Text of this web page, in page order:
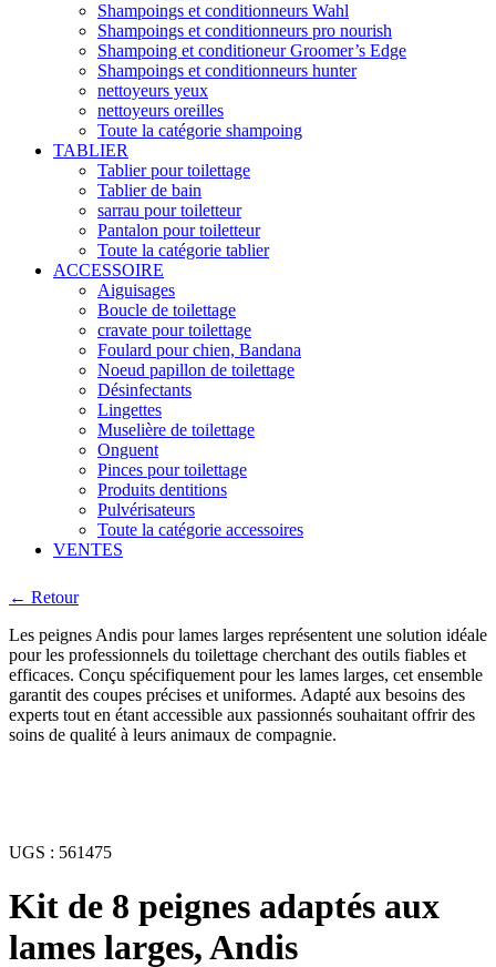
Shampoings et conditionneurs Wahl
Shampoings et conditionneurs pro nourish
Shampoing et conditioneur Groomer’s Edge
Shampoings et conditionneurs hunter
nettoyeurs yeux
nettoyeurs oreilles
Toute la catégorie shampoing
TABLIER
Tablier pour toilettage
Tablier de bain
sarrau pour toiletteur
Pantalon pour toiletteur
Toute la catégorie tablier
ACCESSOIRE
Aiguisages
Boucle de toilettage
cravate pour toilettage
Foulard pour chien, Bandana
Noeud papillon de toilettage
Désinfectants
Lingettes
Muselière de toilettage
Onguent
Pinces pour toilettage
Produits dentitions
Pulvérisateurs
Toute la catégorie accessoires
VENTES
← Retour
Les peignes Andis pour lames larges représentent une solution idéale
pour les professionnels du toilettage cherchant des outils fiables et
efficaces. Conçu spécifiquement pour les lames larges, cet ensemble
garantit des coupes précises et uniformes. Adapté aux besoins des
experts tout en étant accessible aux passionnés souhaitant offrir des
soins de qualité à leurs animaux de compagnie.
UGS : 561475
Kit de 8 peignes adaptés aux
lames larges, Andis